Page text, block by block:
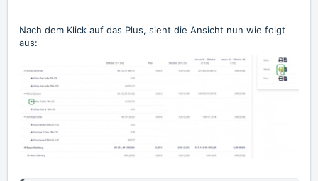
Nach dem Klick auf das Plus, sieht die Ansicht nun wie folgt
aus: